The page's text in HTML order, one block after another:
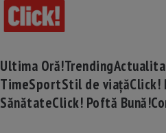
Ultima Oră!Trending
TimeSportStil de viațăClick!
SănătateClick! Poftă Bună!